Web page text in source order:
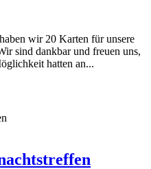
wir 20 Karten für unsere
sind dankbar und freuen uns,
hatten an...